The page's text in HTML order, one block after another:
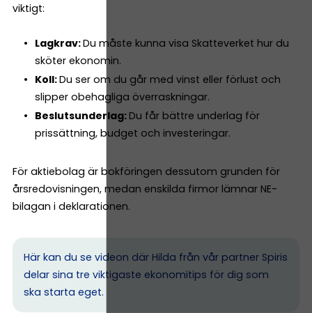
viktigt:
Lagkrav:Du måste kunna visa Skatteverket hur du
sköter ekonomin.
Koll:Du ser om du går med vinst eller förlust och
slipper obehagliga överraskningar.
Beslutsunderlag: Du får bättre underlag för
prissättning, budget och investeringar.
För aktiebolag är bokföringen dessutom grunden för
årsredovisningen, medan enskilda firmor lämnar NE-
bilagan i deklarationen.
Här kan du se videon där Hilda från vår partner Spiris
delar sina tre viktigaste ekonomitips för dig som
ska starta eget.